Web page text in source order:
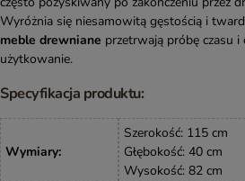
Wyróżnia się niesamowitą gęstością i
meble drewniane przetrwają próbę czasu
użytkowanie.
Specyfikacja produktu:
Wymiary:
Szerokość: 115 cm
Głębokość: 40 cm
Wysokość: 82 cm